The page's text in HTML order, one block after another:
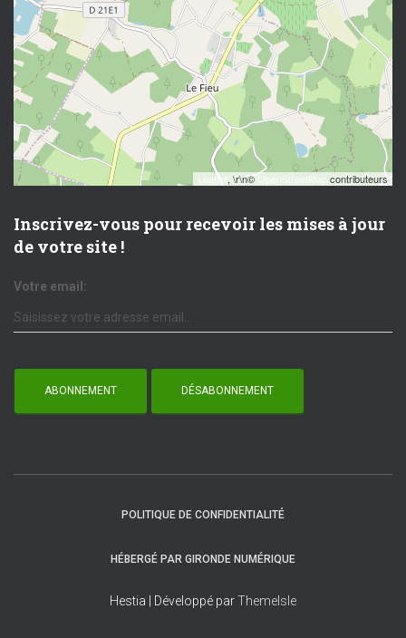
Leaflet, \r\n©OpenStreetMap contributeurs
Inscrivez-vous pour recevoir les mises à jour
de votre site !
Votre email:
POLITIQUE DE CONFIDENTIALITÉ
HÉBERGÉ PAR GIRONDE NUMÉRIQUE
Hestia | Développé parThemeIsle